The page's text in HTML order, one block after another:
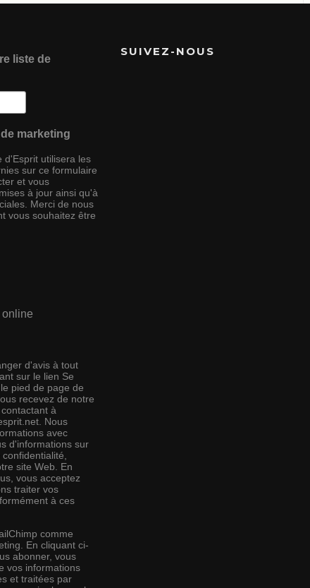
liste de
marketing
d'Esprit utilisera les
sur ce formulaire
et vous
à jour ainsi qu'à
Merci de nous
vous souhaitez être
online
d'avis à tout
sur le lien Se
pied de page de
recevez de notre
à
Nous
avec
d'informations sur
site Web. En
vous acceptez
traiter vos
à ces
comme
En cliquant ci-
abonner, vous
vos informations
et traitées par
SUIVEZ-NOUS